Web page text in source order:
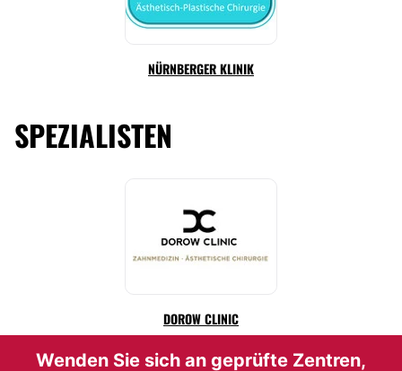
NÜRNBERGER KLINIK
SPEZIALISTEN
DOROW CLINIC
Wenden Sie sich an geprüfte Zentren,